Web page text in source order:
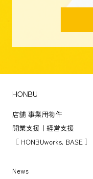
HONBU
店舗 事業用物件
開業支援｜経営支援
［ HONBUworks. BASE ］
News